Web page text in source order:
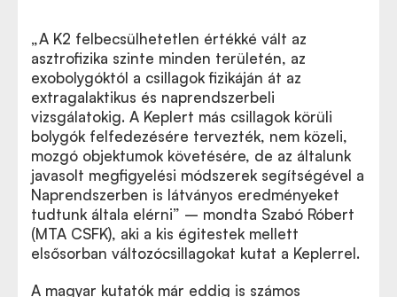
„A K2 felbecsülhetetlen értékké vált az
asztrofizika szinte minden területén, az
exobolygóktól a csillagok fizikáján át az
extragalaktikus és naprendszerbeli
vizsgálatokig. A Keplert más csillagok körüli
bolygók felfedezésére tervezték, nem közeli,
mozgó objektumok követésére, de az általunk
javasolt megfigyelési módszerek segítségével a
Naprendszerben is látványos eredményeket
tudtunk általa elérni” – mondta Szabó Róbert
(MTA CSFK), aki a kis égitestek mellett
elsősorban változócsillagokat kutat a Keplerrel.
A magyar kutatók már eddig is számos